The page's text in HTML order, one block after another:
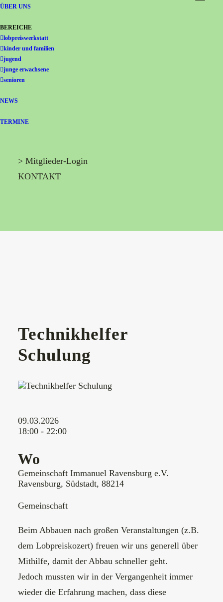
Gemeinschaft Immanuel
ÜBER UNS
BEREICHE
lobpreiswerkstatt
kinder und familien
jugend
junge erwachsene
senioren
NEWS
TERMINE
> Mitglieder-Login
KONTAKT
Technikhelfer
Schulung
09.03.2026
18:00 - 22:00
Wo
Gemeinschaft Immanuel Ravensburg e.V.
Ravensburg, Südstadt, 88214
Gemeinschaft
Beim Abbauen nach großen Veranstaltungen (z.B.
dem Lobpreiskozert) freuen wir uns generell über
Mithilfe, damit der Abbau schneller geht.
Jedoch mussten wir in der Vergangenheit immer
wieder die Erfahrung machen, dass diese